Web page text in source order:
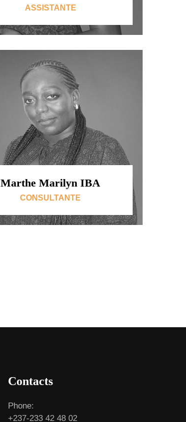
ASSISTANTE
Marthe Marilyn IBA
CONSULTANTE
Contacts
Phone:
+237-233 42 48 02